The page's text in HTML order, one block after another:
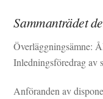
Sammanträdet
Överläggningsämne:
Inledningsföredrag av
Anföranden av